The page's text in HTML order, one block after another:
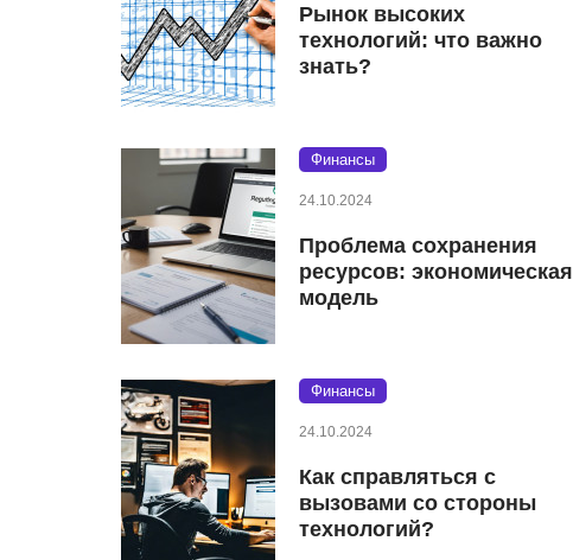
Рынок высоких
технологий: что важно
знать?
Финансы
24.10.2024
Проблема сохранения
ресурсов: экономическая
модель
Финансы
24.10.2024
Как справляться с
вызовами со стороны
технологий?